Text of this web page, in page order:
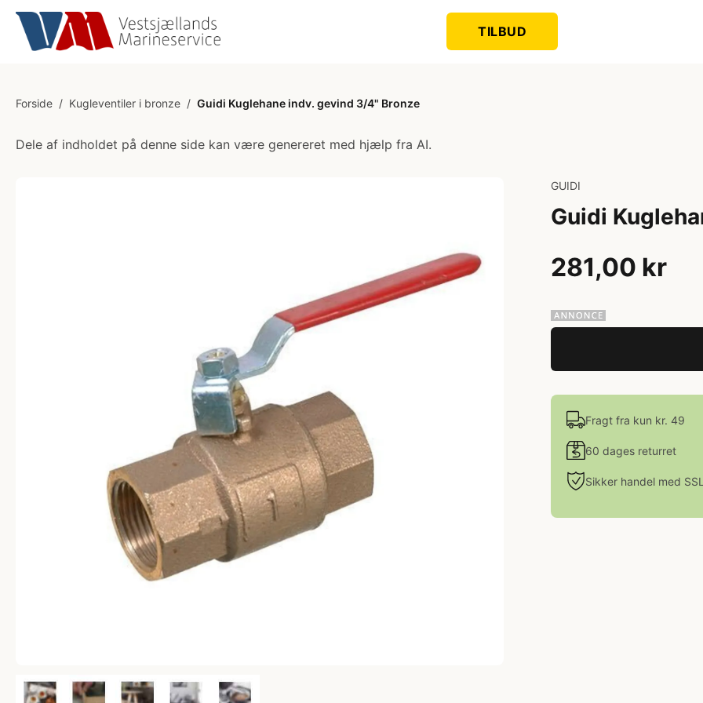
TILBUD
Forside / Kugleventiler i bronze / Guidi Kuglehane indv. gevind 3/4" Bronze
Dele af indholdet på denne side kan være genereret med hjælp fra AI.
GUIDI
Guidi
281,00 kr
Fragt fra kun kr. 49
60 dages returret
Sikker handel med